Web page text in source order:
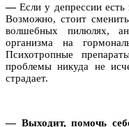
—Если у депрессии
Возможно, стоит
волшебных пилюлях,
организма на
Психотропные
проблемы никуда не
страдает.
— Выходит, помочь